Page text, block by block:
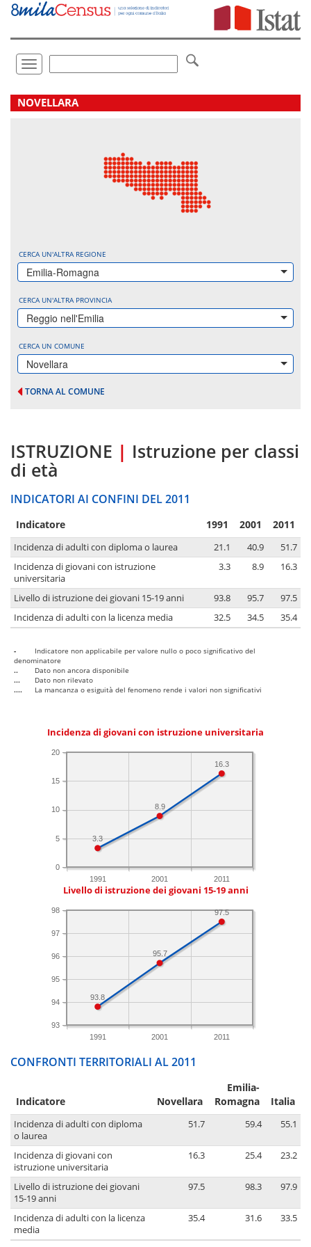
Vai
direttamente
Toggle
navigation
.
NOVELLARA
CERCA UN'ALTRA REGIONE
Emilia-Romagna
CERCA UN'ALTRA PROVINCIA
Reggio nell'Emilia
CERCA UN COMUNE
Novellara
TORNA AL COMUNE
ISTRUZIONE | Istruzione per classi
di età
INDICATORI AI CONFINI DEL 2011
Indicatore 1991 2001 2011
Incidenza di adulti con diploma o laurea 21.1 40.9
51.7
Incidenza di giovani con istruzione
universitaria
3.3 8.9 16.3
Livello di istruzione dei giovani 15-19 anni 93.8 95.7
97.5
Incidenza di adulti con la licenza media
32.5 34.5 35.4
-
Indicatore non applicabile per valore nullo o poco significativo del
denominatore
..
Dato non ancora disponibile
...
Dato non rilevato
....
La mancanza o esiguità del fenomeno rende i valori non significativi
Incidenza di giovani con istruzione universitaria
1991 2001 2011
0
5
10
15
20
16.3
8.9
3.3
Livello di istruzione dei giovani 15-19 anni
1991 2001 2011
93
94
95
96
97
98 97.5
95.7
93.8
CONFRONTI TERRITORIALI AL 2011
Indicatore Novellara
Emilia-
Romagna
Italia
Incidenza di adulti con diploma
o laurea
51.7 59.4 55.1
Incidenza di giovani con
istruzione universitaria
16.3 25.4 23.2
Livello di istruzione dei giovani
15-19 anni
97.5 98.3 97.9
Incidenza di adulti con la licenza
media
35.4 31.6 33.5